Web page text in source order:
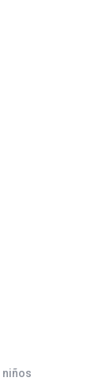
niños